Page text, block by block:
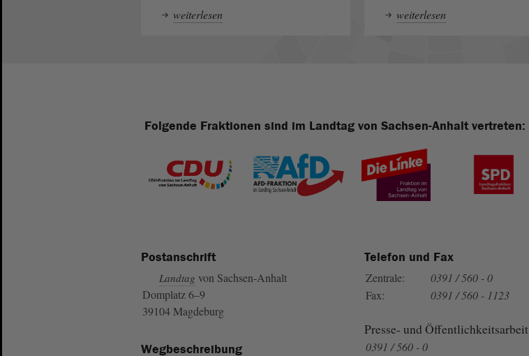
weiterlesen weiterlesen
Folgende Fraktionen sind im Landtag von Sachsen-Anhalt vertreten:
Postanschrift
Landtag von Sachsen-Anhalt
Domplatz 6–9
39104 Magdeburg
Wegbeschreibung
Telefon und Fax
Zentrale:
0391 / 560 - 0
Fax:
0391 / 560 - 1123
Presse- und Öffentlichkeitsarbeit
0391 / 560 - 0